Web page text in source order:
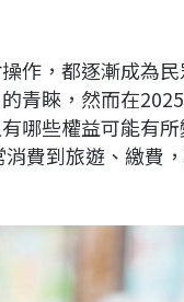
操作，都逐漸成為
青睞，然而在
哪些權益可能有
費到旅遊、繳費